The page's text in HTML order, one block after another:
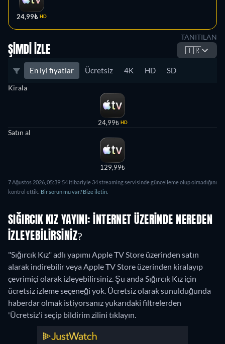
24,99₺ HD
TANITILAN
ŞIMDI İZLE 🇹🇷
En iyi fiyatlar Ücretsiz 4K HD SD
Kirala
24,99₺ HD
Satın al
129,99₺
7 Ağustos 2026, 05:39:54 itibariyle 34 streaming servisinde güncelleme olup olmadığını
kontrol ettik. Bir sorun mu var? Bize iletin.
SIĞIRCIK KIZ YAYINI: İNTERNET ÜZERINDE NEREDEN
IZLEYEBILIRSINIZ?
"Sığırcık Kız" adlı yapımı Apple TV Store üzerinden satın
alarak indirebilir veya Apple TV Store üzerinden kiralayıp
çevrimiçi olarak izleyebilirsiniz. Şu anda Sığırcık Kız için
ücretsiz izleme seçeneği yok. Ücretsiz olarak sunulduğunda
haberdar olmak istiyorsanız yukarıdaki filtrelerden
'Ücretsiz'i seçip bildirim zilini tıklayın.